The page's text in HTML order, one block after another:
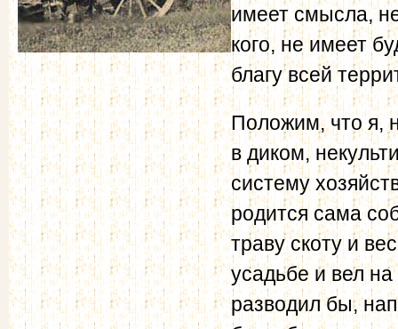
имеет смысла,
кого, не имеет
благу всей
Положим, что я,
в диком,
систему
родится сама
траву скоту и
усадьбе и вел
разводил бы,